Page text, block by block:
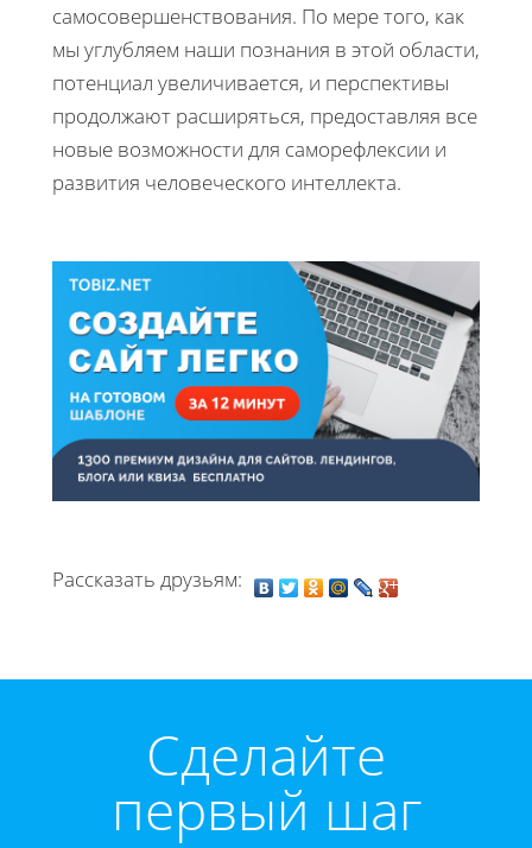
самосовершенствования. По мере того, как
мы углубляем наши познания в этой области,
потенциал увеличивается, и перспективы
продолжают расширяться, предоставляя все
новые возможности для саморефлексии и
развития человеческого интеллекта.
Рассказать друзьям:
Cделайте
первый шаг